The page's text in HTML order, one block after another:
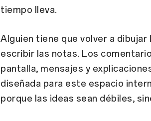
tiempo lleva.
Alguien tiene que volver a
escribir las notas. Los
pantalla, mensajes y
diseñada para este espacio
porque las ideas sean débiles,